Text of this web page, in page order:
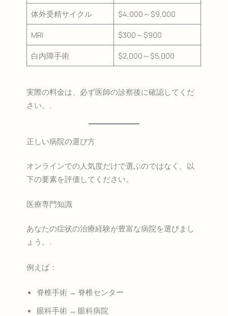
体外受精サイクル $4,000～$9,000
MRI $300～$900
白内障手術 $2,000～$5,000
実際の料金は、必ず医師の診察後に確認してくだ
さい。.
正しい病院の選び方
オンラインでの人気度だけで選ぶのではなく、以
下の要素を評価してください。
医療専門知識
あなたの症状の治療経験が豊富な病院を選びまし
ょう。.
例えば：
脊椎手術 → 脊椎センター
眼科手術 → 眼科病院